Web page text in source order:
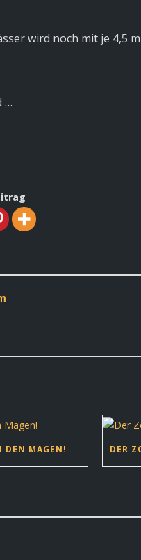
wird noch mit je 4,5
…
DEN MAGEN!